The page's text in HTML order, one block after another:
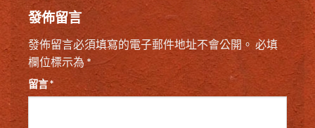
發佈留言
發佈留言必須填寫的電子郵件地址不會公開。 必填
欄位標示為 *
留言*